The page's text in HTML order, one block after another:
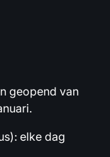
geopend van
elke dag